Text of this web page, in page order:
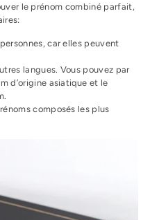
le prénom combiné parfait,
car elles peuvent
langues. Vous pouvez par
d’origine asiatique et le
composés les plus